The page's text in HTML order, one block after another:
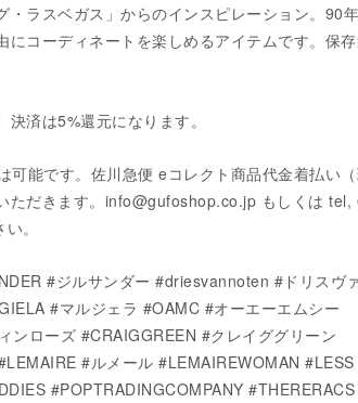
・ラスベガス」からのインスピレーション。90
にコーディネートを楽しめるアイテムです。保
済は5%還元になります。
能です。佐川急便 eコレクト商品代金着払い（
ただきます。info@gufoshop.co.jp もしくは tel,
。
#ジルサンダー #driesvannoten #ドリスヴ
#マルジェラ #OAMC #オーエーエムシー
ンローズ #CRAIGGREEN #クレイググリーン
#ルメール #LEMAIREWOMAN #LESS
#POPTRADINGCOMPANY #THERERACS